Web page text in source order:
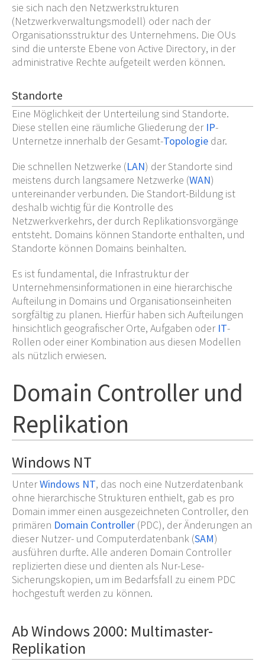
sie sich nach den Netzwerkstrukturen
(Netzwerkverwaltungsmodell) oder nach der
Organisationsstruktur des Unternehmens. Die OUs
sind die unterste Ebene von Active Directory, in der
administrative Rechte aufgeteilt werden können.
Standorte
Eine Möglichkeit der Unterteilung sind Standorte.
Diese stellen eine räumliche Gliederung der IP-
Unternetze innerhalb der Gesamt-Topologie dar.
Die schnellen Netzwerke (LAN) der Standorte sind
meistens durch langsamere Netzwerke (WAN)
untereinander verbunden. Die Standort-Bildung ist
deshalb wichtig für die Kontrolle des
Netzwerkverkehrs, der durch Replikationsvorgänge
entsteht. Domains können Standorte enthalten, und
Standorte können Domains beinhalten.
Es ist fundamental, die Infrastruktur der
Unternehmensinformationen in eine hierarchische
Aufteilung in Domains und Organisationseinheiten
sorgfältig zu planen. Hierfür haben sich Aufteilungen
hinsichtlich geografischer Orte, Aufgaben oder IT-
Rollen oder einer Kombination aus diesen Modellen
als nützlich erwiesen.
Domain Controller und
Replikation
Windows NT
UnterWindows NT, das noch eine Nutzerdatenbank
ohne hierarchische Strukturen enthielt, gab es pro
Domain immer einen ausgezeichneten Controller, den
primären Domain Controller (PDC), der Änderungen an
dieser Nutzer- und Computerdatenbank (SAM)
ausführen durfte. Alle anderen Domain Controller
replizierten diese und dienten als Nur-Lese-
Sicherungskopien, um im Bedarfsfall zu einem PDC
hochgestuft werden zu können.
Ab Windows 2000: Multimaster-
Replikation